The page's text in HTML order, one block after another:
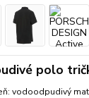
polo
vodoodpudivý